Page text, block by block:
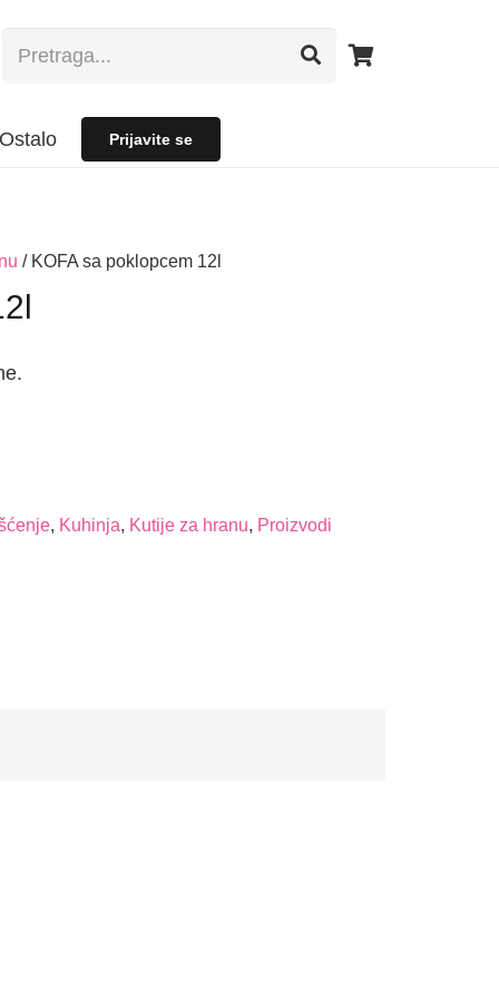
Ostalo Prijavite se
/ KOFA sa poklopcem 12l
, Kuhinja, Kutije za hranu, Proizvodi